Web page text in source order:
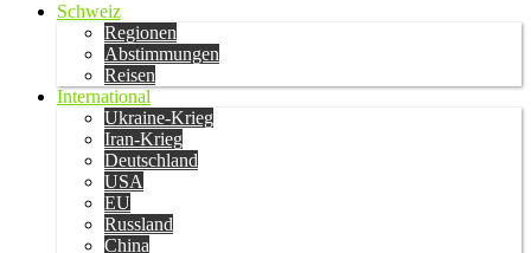
Schweiz
Regionen
Abstimmungen
Reisen
International
Ukraine-Krieg
Iran-Krieg
Deutschland
USA
EU
Russland
China